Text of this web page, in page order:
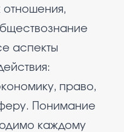
аспекты
право,
Понимание
каждому